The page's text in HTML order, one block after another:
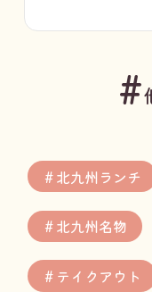
#
＃北九州ランチ
＃北九州名物
＃テイクアウト